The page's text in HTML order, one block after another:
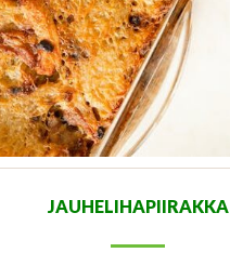
JAUHELIHAPIIRAKKA